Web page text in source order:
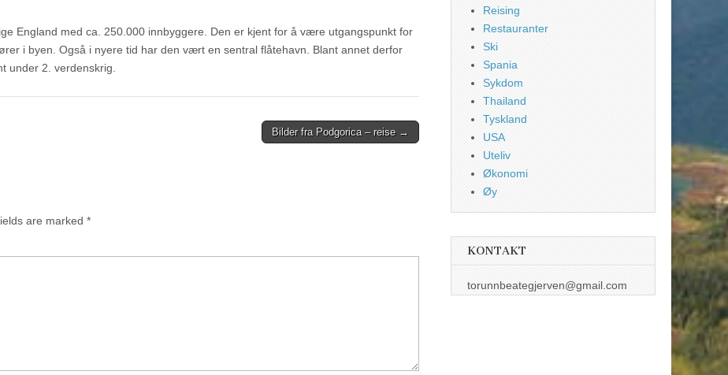
England med ca. 250.000 innbyggere. Den er kjent for å være utgangspunkt for
i byen. Også i nyere tid har den vært en sentral flåtehavn. Blant annet derfor
under 2. verdenskrig.
Bilder fra Podgorica – reise →
are marked *
Reising
Restauranter
Ski
Spania
Sykdom
Thailand
Tyskland
USA
Uteliv
Økonomi
Øy
KONTAKT
torunnbeategjerven@gmail.com